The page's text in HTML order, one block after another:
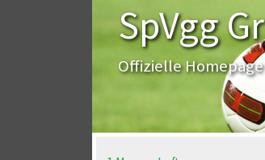
SpVgg
Offizielle Homepage